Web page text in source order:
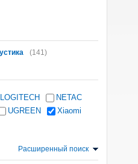
(141)
LOGITECH
NETAC
UGREEN
Xiaomi
Расширенный поиск